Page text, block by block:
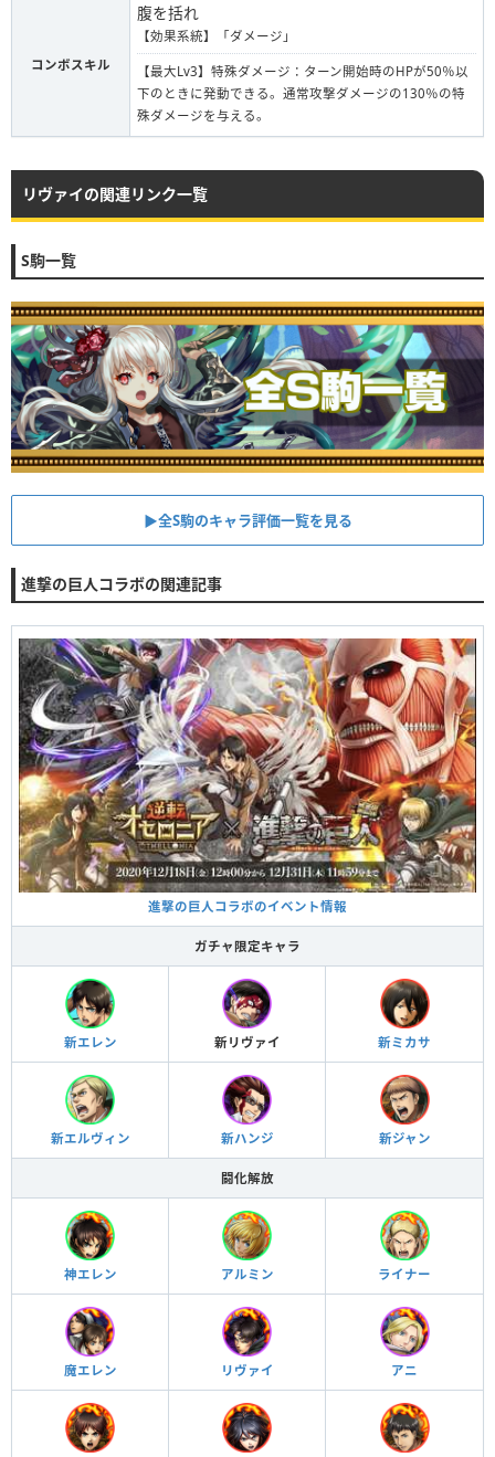
コンボスキル
腹を括れ
【効果系統】「ダメージ」
【最大Lv3】特殊ダメージ：ターン開始時のHPが50％以
下のときに発動できる。通常攻撃ダメージの130％の特
殊ダメージを与える。
リヴァイの関連リンク一覧
S駒一覧
▶︎全S駒のキャラ評価一覧を見る
進撃の巨人コラボの関連記事
進撃の巨人コラボのイベント情報
ガチャ限定キャラ
新エレン 新リヴァイ 新ミカサ
新エルヴィン 新ハンジ 新ジャン
闘化解放
神エレン アルミン ライナー
魔エレン リヴァイ アニ